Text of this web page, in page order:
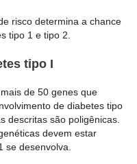
risco determina a chance
tipo 1 e tipo 2.
tipo I
de 50 genes que
de diabetes tipo
descritas são poligênicas.
devem estar
se desenvolva.